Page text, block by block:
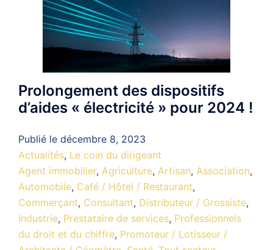
Prolongement des dispositifs
d’aides « électricité » pour 2024 !
Publié le décembre 8, 2023
Actualités, Le coin du dirigeant
Agent immobilier, Agriculture, Artisan, Association,
Automobile, Café / Hôtel / Restaurant,
Commerçant, Consultant, Distributeur / Grossiste,
Industrie, Prestataire de services, Professionnels
du droit et du chiffre, Promoteur / Lotisseur /